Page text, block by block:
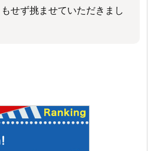
せず挑ませていただきまし